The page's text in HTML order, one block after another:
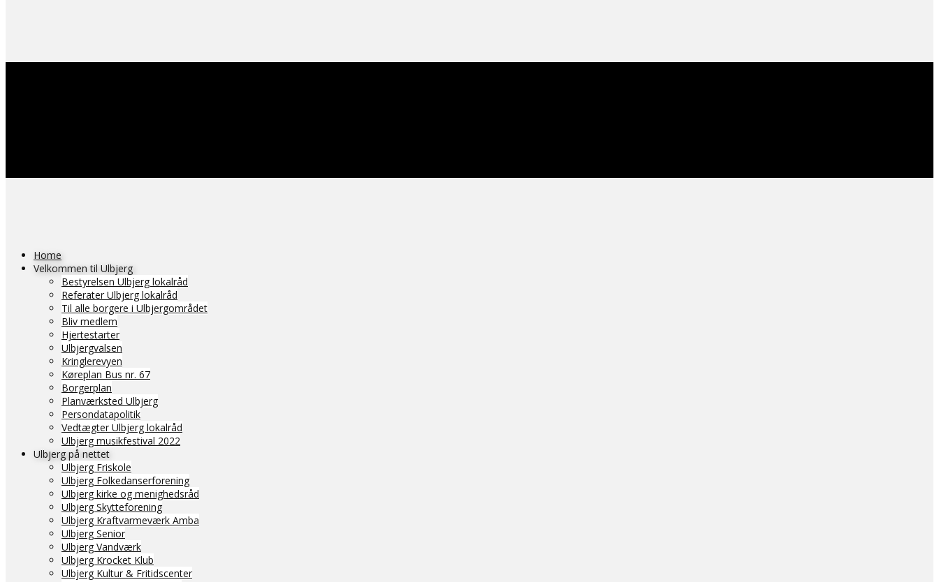
Home
Velkommen til Ulbjerg
Bestyrelsen Ulbjerg lokalråd
Referater Ulbjerg lokalråd
Til alle borgere i Ulbjergområdet
Bliv medlem
Hjertestarter
Ulbjergvalsen
Kringlerevyen
Køreplan Bus nr. 67
Borgerplan
Planværksted Ulbjerg
Persondatapolitik
Vedtægter Ulbjerg lokalråd
Ulbjerg musikfestival 2022
Ulbjerg på nettet
Ulbjerg Friskole
Ulbjerg Folkedanserforening
Ulbjerg kirke og menighedsråd
Ulbjerg Skytteforening
Ulbjerg Kraftvarmeværk Amba
Ulbjerg Senior
Ulbjerg Vandværk
Ulbjerg Krocket Klub
Ulbjerg Kultur & Fritidscenter